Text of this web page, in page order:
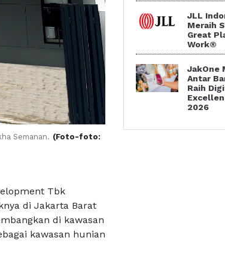
Semanan. (Foto-foto:
Tbk
di Jakarta Barat
di kawasan
kawasan hunian
JLL
Meraih
Great
Work®
JakOne
Antar
Raih
2026